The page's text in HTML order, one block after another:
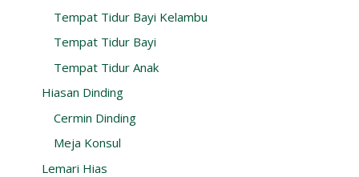
Tempat Tidur Bayi Kelambu
Tempat Tidur Bayi
Tempat Tidur Anak
Hiasan Dinding
Cermin Dinding
Meja Konsul
Lemari Hias